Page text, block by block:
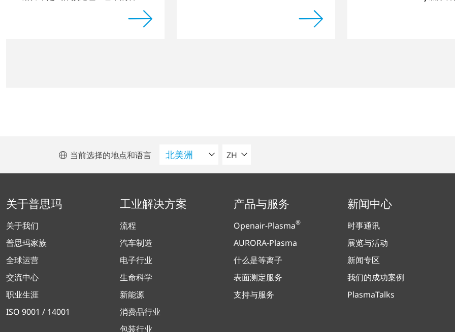
当前选择的地点和语言 请选择语言
ZH
关于普思玛
关于我们
普思玛家族
全球运营
交流中心
职业生涯
ISO 9001 / 14001
工业解决方案
流程
汽车制造
电子行业
生命科学
新能源
消费品行业
包装行业
产品与服务
Openair-Plasma®
AURORA-Plasma
什么是等离子
表面测定服务
支持与服务
新闻中心
时事通讯
展览与活动
新闻专区
我们的成功案例
PlasmaTalks